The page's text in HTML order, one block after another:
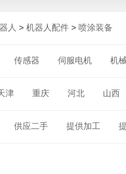
人 > 机器人配件 > 喷涂装备
传感器 伺服电机 机
津 重庆 河北 山西
供应二手 提供加工